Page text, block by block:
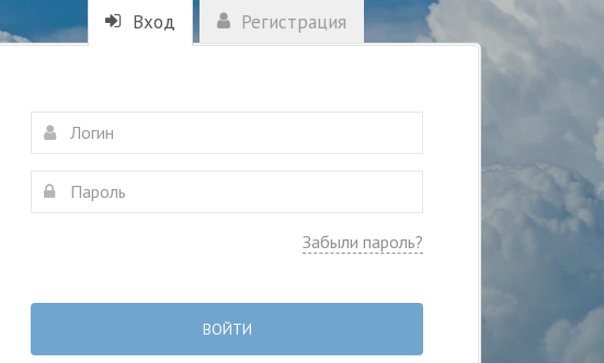
Вход Регистрация
Забыли пароль?
ВОЙТИ